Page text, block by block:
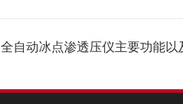
全自动冰点渗透压仪主要功能以